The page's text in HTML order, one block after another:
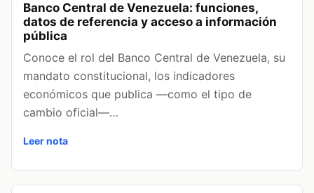
Banco Central de Venezuela: funciones,
datos de referencia y acceso a información
pública
Conoce el rol del Banco Central de Venezuela, su
mandato constitucional, los indicadores
económicos que publica —como el tipo de
cambio oficial—…
Leer nota